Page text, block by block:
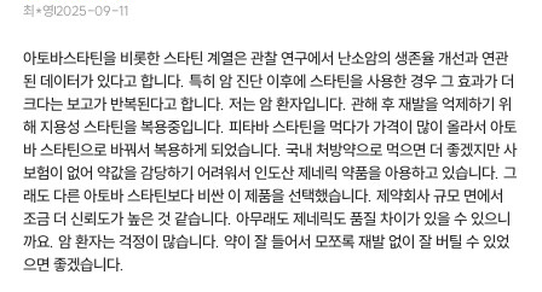
최*영2025-09-11
아토바스타틴을 비롯한 스타틴 계열은 관찰 연구에서 난소암의 생존율 개선과 연관
된 데이터가 있다고 합니다. 특히 암 진단 이후에 스타틴을 사용한 경우 그 효과가 더
크다는 보고가 반복된다고 합니다. 저는 암 환자입니다. 관해 후 재발을 억제하기 위
해 지용성 스타틴을 복용중입니다. 피타바 스타틴을 먹다가 가격이 많이 올라서 아토
바 스타틴으로 바꿔서 복용하게 되었습니다. 국내 처방약으로 먹으면 더 좋겠지만 사
보험이 없어 약값을 감당하기 어려워서 인도산 제네릭 약품을 아용하고 있습니다. 그
래도 다른 아토바 스타틴보다 비싼 이 제품을 선택했습니다. 제약회사 규모 면에서
조금 더 신뢰도가 높은 것 같습니다. 아무래도 제네릭도 품질 차이가 있을 수 있으니
까요. 암 환자는 걱정이 많습니다. 약이 잘 들어서 모쪼록 재발 없이 잘 버틸 수 있었
으면 좋겠습니다.